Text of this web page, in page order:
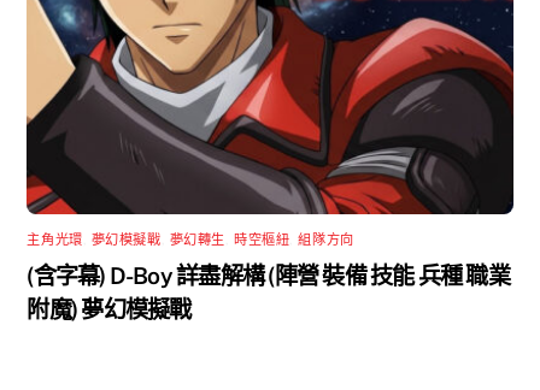
主角光環 夢幻模擬戰 夢幻轉生 時空樞紐 ,組隊方向
(含字幕) D-Boy 詳盡解構 (陣營 裝備 技能 兵種 職業
附魔) 夢幻模擬戰